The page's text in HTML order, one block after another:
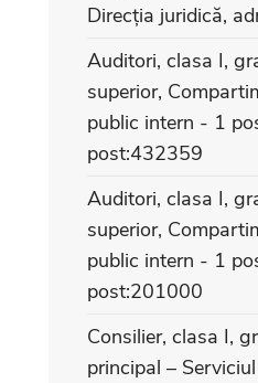
Direcția juridică,
Auditori, clasa I,
superior,
public intern - 1
post:432359
Auditori, clasa I,
superior,
public intern - 1
post:201000
Consilier, clasa I,
principal –